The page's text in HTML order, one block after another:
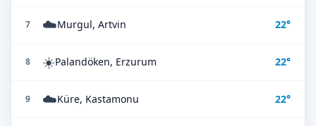
7 ☁️Murgul, Artvin 22°
8 ☀️Palandöken, Erzurum 22°
9 ☁️Küre, Kastamonu 22°